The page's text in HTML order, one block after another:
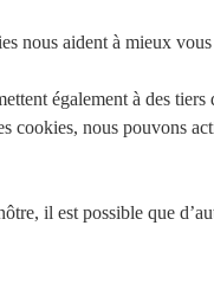
nous aident à mieux
également à des
cookies, nous pouvons
il est possible que